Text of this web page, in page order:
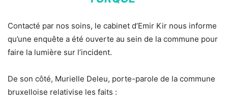
Contacté par nos soins, le cabinet d’Emir Kir nous informe
qu’une enquête a été ouverte au sein de la commune pour
faire la lumière sur l’incident.
De son côté, Murielle Deleu, porte-parole de la commune
bruxelloise relativise les faits :